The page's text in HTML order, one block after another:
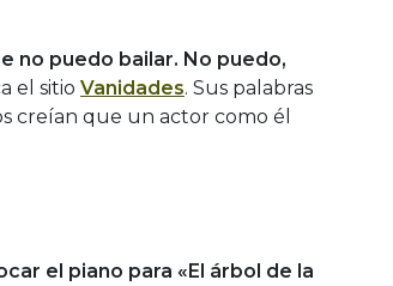
no puedo bailar. No puedo,
el sitio Vanidades. Sus palabras
creían que un actor como él
el piano para «El árbol de la